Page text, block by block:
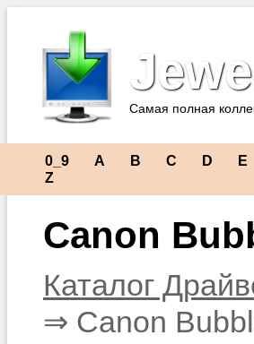
Самая полная
0_9 A B C D E
Z
Canon
Каталог
⇒ Canon